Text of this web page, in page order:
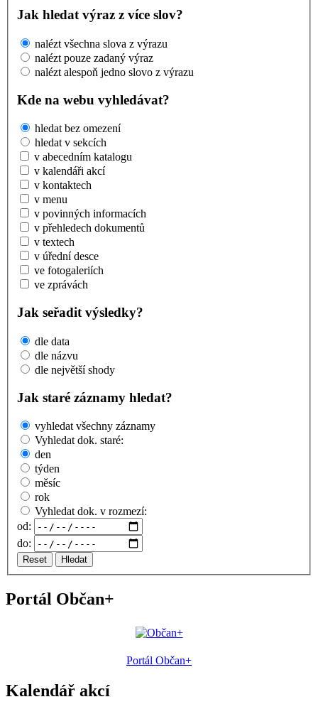
Jak hledat výraz z více slov?
nalézt všechna slova z výrazu
nalézt pouze zadaný výraz
nalézt alespoň jedno slovo z výrazu
Kde na webu vyhledávat?
hledat bez omezení
hledat v sekcích
v abecedním katalogu
v kalendáři akcí
v kontaktech
v menu
v povinných informacích
v přehledech dokumentů
v textech
v úřední desce
ve fotogaleriích
ve zprávách
Jak seřadit výsledky?
dle data
dle názvu
dle největší shody
Jak staré záznamy hledat?
vyhledat všechny záznamy
Vyhledat dok. staré:
den
týden
měsíc
rok
Vyhledat dok. v rozmezí:
od:
do:
Reset Hledat
Portál Občan+
Portál Občan+
Kalendář akcí